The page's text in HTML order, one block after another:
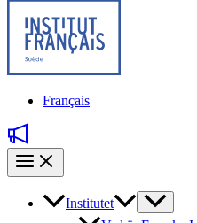
Français
Institutet